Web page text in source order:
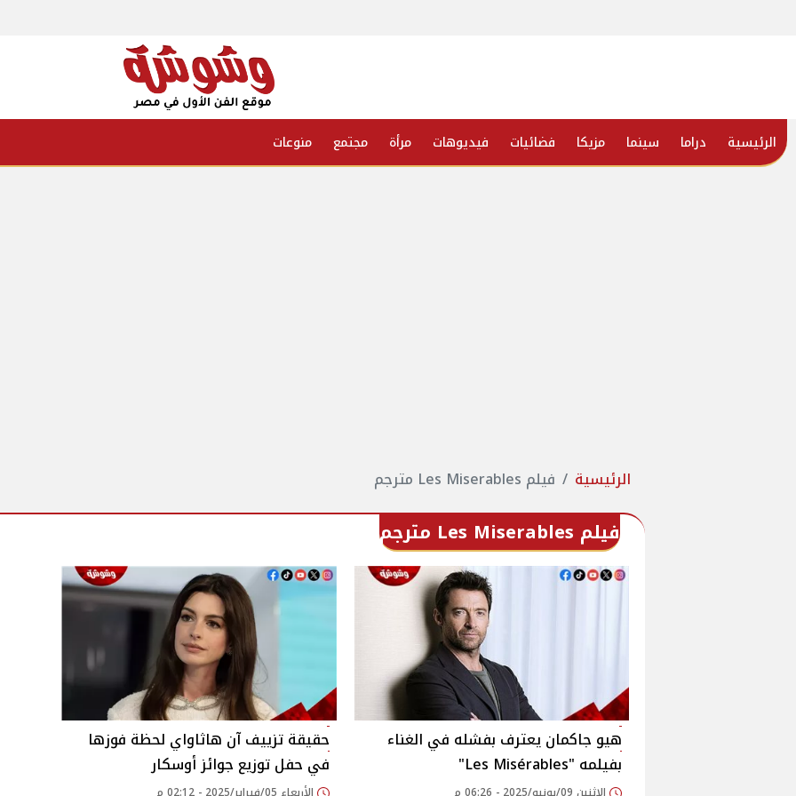
الرئيسية دراما سينما مزيكا فضائيات فيديوهات مرأة مجتمع منوعات
الرئيسية فيلم Les Miserables مترجم
فيلم Les Miserables مترجم
هيو جاكمان يعترف بفشله في الغناء
بفيلمه "Les Misérables"
حقيقة تزييف آن هاثاواي لحظة فوزها
في حفل توزيع جوائز أوسكار